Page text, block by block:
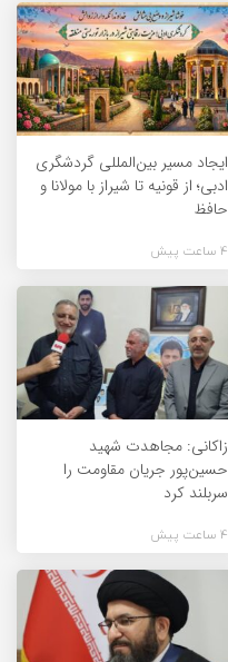
ایجاد مسیر بین‌المللی گردشگری
ادبی؛ از قونیه تا شیراز با مولانا و
حافظ
4 ساعت پیش
زاکانی: مجاهدت شهید
حسین‌پور جریان مقاومت را
سربلند کرد
4 ساعت پیش